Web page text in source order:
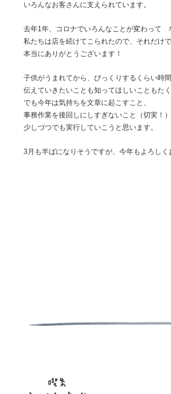
いろんなお客さんに支えられています。
去年1年、コロナでいろんなことが変わって
私たちは店を続けてこられたので、それだけで
本当にありがとうございます！
子供がうまれてから、びっくりするくらい時間
伝えていきたいことも知ってほしいこともた
でも今年は気持ちを文章に起こすこと、
事務作業を後回しにしすぎないこと（切実！）
少しづつでも実行していこうと思います。
3月も半ばになりそうですが、今年もよろしく